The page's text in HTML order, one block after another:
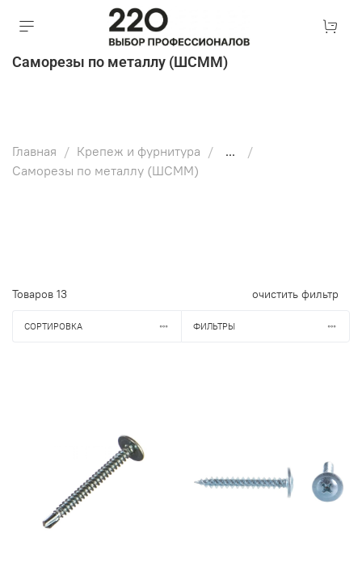
Саморезы по металлу (ШСММ)
Главная Крепеж и фурнитура
...
Саморезы по металлу (ШСММ)
Товаров 13 очистить фильтр
СОРТИРОВКА ФИЛЬТРЫ